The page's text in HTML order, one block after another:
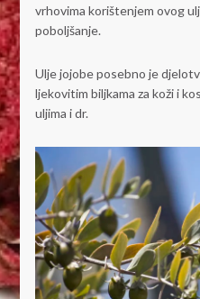
vrhovima korištenjem ovog
poboljšanje.
Ulje jojobe posebno je
ljekovitim biljkama za koži i
uljima i dr.